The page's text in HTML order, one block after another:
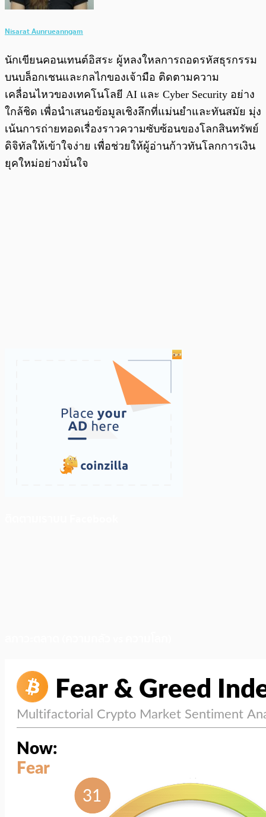
Nisarat Aunrueanngam
นักเขียนคอนเทนต์อิสระ ผู้หลงใหลการถอดรหัสธุรกรรม
บนบล็อกเชนและกลไกของเจ้ามือ ติดตามความ
เคลื่อนไหวของเทคโนโลยี AI และ Cyber Security อย่าง
ใกล้ชิด เพื่อนำเสนอข้อมูลเชิงลึกที่แม่นยำและทันสมัย มุ่ง
เน้นการถ่ายทอดเรื่องราวความซับซ้อนของโลกสินทรัพย์
ดิจิทัลให้เข้าใจง่าย เพื่อช่วยให้ผู้อ่านก้าวทันโลกการเงิน
ยุคใหม่อย่างมั่นใจ